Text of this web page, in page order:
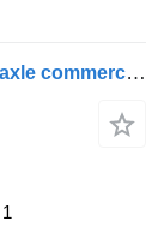
Niewiadów H13421H Niewiadów single axle commercial trailer 420 x 203 x 230
1